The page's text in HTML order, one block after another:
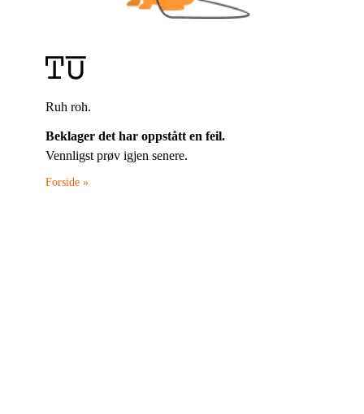
Ruh roh.
Beklager det har oppstått en feil.
Vennligst prøv igjen senere.
Forside »